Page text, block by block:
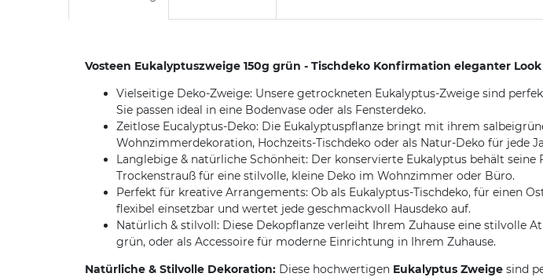
Vosteen Eukalyptuszweige 150g grün - Tischdeko Konfirmation eleganter
Vielseitige Deko-Zweige: Unsere getrockneten Eukalyptus-Zweige sind
Sie passen ideal in eine Bodenvase oder als Fensterdeko.
Zeitlose Eucalyptus-Deko: Die Eukalyptuspflanze bringt mit ihrem
Wohnzimmerdekoration, Hochzeits-Tischdeko oder als Natur-Deko für jede
Langlebige & natürliche Schönheit: Der konservierte Eukalyptus behält
Trockenstrauß für eine stilvolle, kleine Deko im Wohnzimmer oder Büro.
Perfekt für kreative Arrangements: Ob als Eukalyptus-Tischdeko, für einen
flexibel einsetzbar und wertet jede geschmackvoll Hausdeko auf.
Natürlich & stilvoll: Diese Dekopflanze verleiht Ihrem Zuhause eine stilvolle
grün, oder als Accessoire für moderne Einrichtung in Ihrem Zuhause.
Natürliche & Stilvolle Dekoration: Diese hochwertigen Eukalyptus Zweige sind